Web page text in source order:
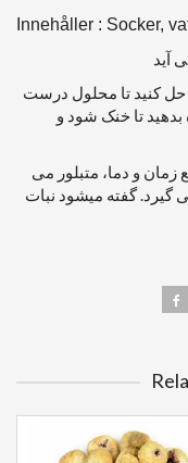
Innehåller : Socker,
حل ‌کنید تا محلول درست
تا خنک شود و
زمان و دما، متبلور می
گفته میشود نبات